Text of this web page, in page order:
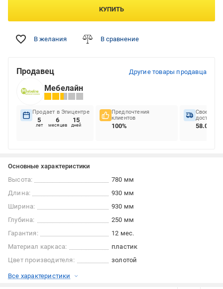
КУПИТЬ
В желания В сравнение
Продавец Другие товары продавца
Мебелайн
Продает в Эпицентре
5
лет
6
месяцев
15
дней
Предпочтения
клиентов
100%
доставок
58.04%
Основные характеристики
Высота:
780 мм
Длина:
930 мм
Ширина:
930 мм
Глубина:
250 мм
Гарантия:
12 мес.
Материал каркаса:
пластик
Цвет производителя:
золотой
Все характеристики